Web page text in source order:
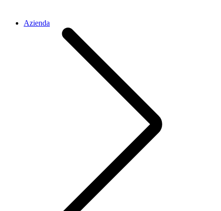
Azienda